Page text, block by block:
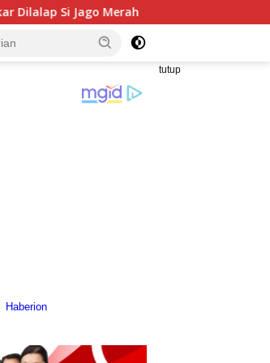
Anggota DPRD Jabar Hilal Hilmawan
tutup